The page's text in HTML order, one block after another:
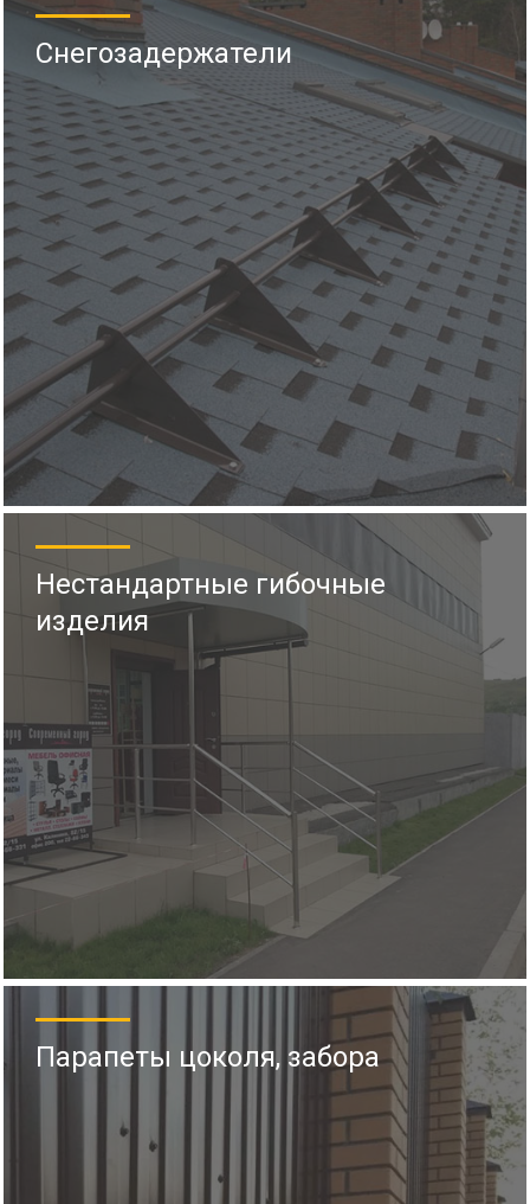
Снегозадержатели
Нестандартные гибочные
изделия
Парапеты цоколя, забора